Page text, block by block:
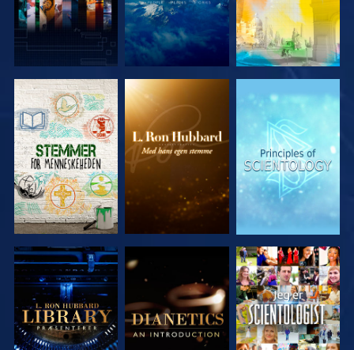
UDFORSK
SERIEN
UDFORSK
SERIEN
UDFORSK
SERIEN
UDFORSK
SERIEN
UDFORSK
SERIEN
SE